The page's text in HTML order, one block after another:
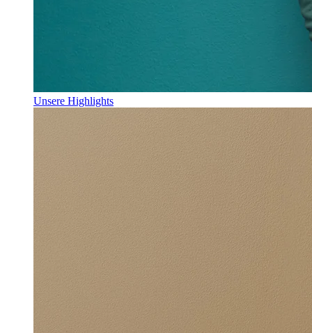
Unsere Highlights